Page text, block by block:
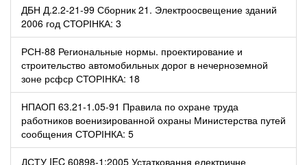
ДБН Д.2.2-21-99 Сборник 21. Электроосвещение зданий
2006 год СТОРІНКА: 3
РСН-88 Региональные нормы. проектирование и
строительство автомобильных дорог в нечерноземной
зоне рсфср СТОРІНКА: 18
НПАОП 63.21-1.05-91 Правила по охране труда
работников военизированной охраны Министерства путей
сообщения СТОРІНКА: 5
ДСТУ IEC 60898-1:2005 Устатковання електричне